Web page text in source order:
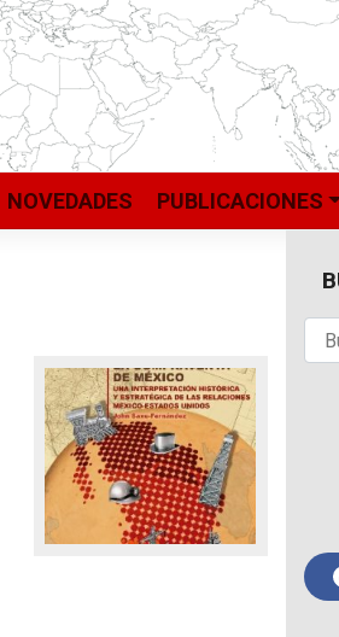
NOVEDADES PUBLICACIONES